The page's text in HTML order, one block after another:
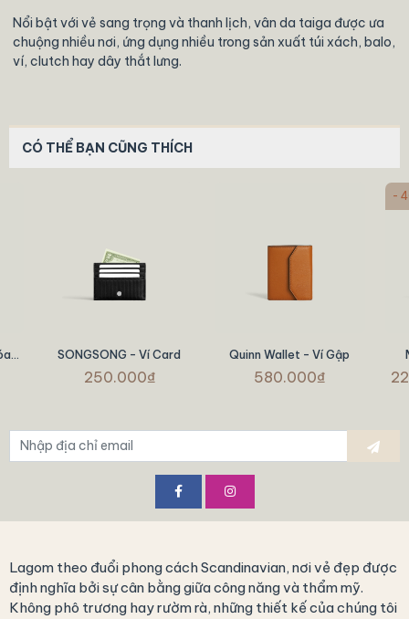
Nổi bật với vẻ sang trọng và thanh lịch, vân da taiga được ưa
chuộng nhiều nơi, ứng dụng nhiều trong sản xuất túi xách, balo,
ví, clutch hay dây thắt lưng.
CÓ THỂ BẠN CŨNG THÍCH
SONGSONG - Ví Card
250.000₫
Quinn Wallet - Ví Gập
580.000₫
-
Lagom theo đuổi phong cách Scandinavian, nơi vẻ đẹp được
định nghĩa bởi sự cân bằng giữa công năng và thẩm mỹ.
Không phô trương hay rườm rà, những thiết kế của chúng tôi